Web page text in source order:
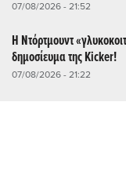
07/08/2026 - 21:52
Η Ντόρτμουντ
δημοσίευμα της Kicker!
07/08/2026 - 21:22